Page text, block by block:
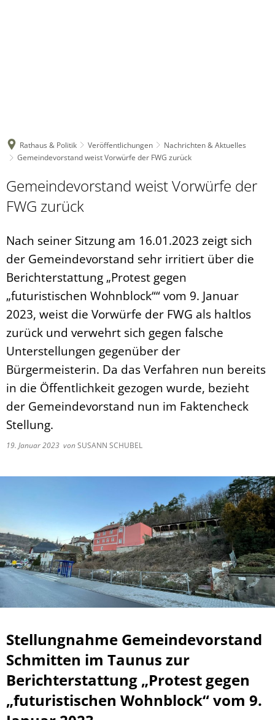
Rathaus & Politik Veröffentlichungen
Nachrichten & Aktuelles
Gemeindevorstand weist Vorwürfe der FWG zurück
Gemeindevorstand weist Vorwürfe der
FWG zurück
Nach seiner Sitzung am 16.01.2023 zeigt sich
der Gemeindevorstand sehr irritiert über die
Berichterstattung „Protest gegen
„futuristischen Wohnblock““ vom 9. Januar
2023, weist die Vorwürfe der FWG als haltlos
zurück und verwehrt sich gegen falsche
Unterstellungen gegenüber der
Bürgermeisterin. Da das Verfahren nun bereits
in die Öffentlichkeit gezogen wurde, bezieht
der Gemeindevorstand nun im Faktencheck
Stellung.
19. Januar 2023 vonSUSANN SCHUBEL
Stellungnahme Gemeindevorstand
Schmitten im Taunus zur
Berichterstattung „Protest gegen
„futuristischen Wohnblock“ vom 9.